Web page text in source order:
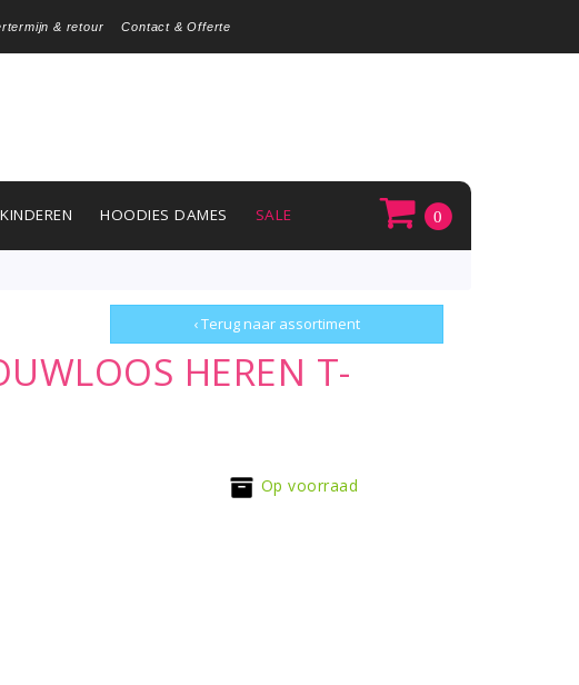
& retour Contact & Offerte
HOODIES DAMES SALE 0
‹ Terug naar assortiment
HEREN T-
Op voorraad